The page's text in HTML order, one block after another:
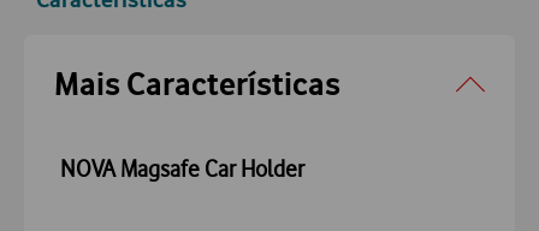
Accordeon
Mais Características
NOVA Magsafe Car Holder